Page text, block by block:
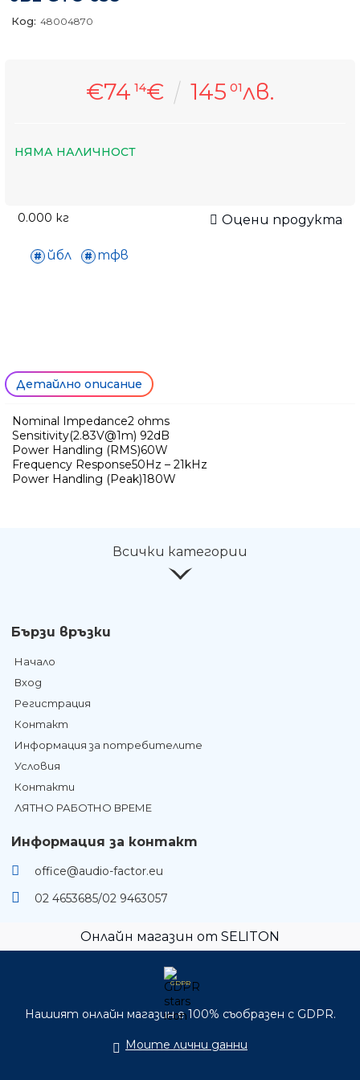
Код: 48004870
€74 14€ 145 01лв.
НЯМА НАЛИЧНОСТ
0.000 кг Оцени продукта
йбл тфв
Детайлно описание
Nominal Impedance2 ohms
Sensitivity(2.83V@1m) 92dB
Power Handling (RMS)60W
Frequency Response50Hz – 21kHz
Power Handling (Peak)180W
Всички категории
Бързи връзки
Начало
Вход
Регистрация
Контакт
Информация за потребителите
Условия
Контакти
ЛЯТНО РАБОТНО ВРЕМЕ
Информация за контакт
office@audio-factor.eu
02 4653685/02 9463057
Онлайн магазин от SELITON
GDPR
Нашият онлайн магазин е 100% съобразен с GDPR.
Моите лични данни